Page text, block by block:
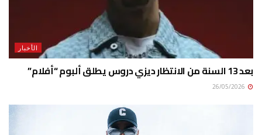
الأخبار
بعد 13 السنة من الانتظار ديزي دروس يطلق ألبوم “أفلام”